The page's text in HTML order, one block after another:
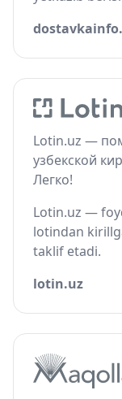
Lotin.uz —
узбекской
Легко!
Lotin.uz —
lotindan
taklif etadi.
lotin.uz